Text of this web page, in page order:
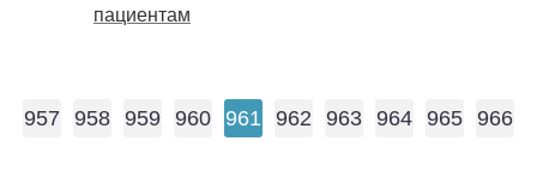
пациентам
957 958 959 960 961 962 963 964 965 966